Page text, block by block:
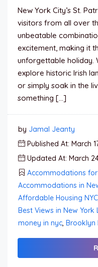
New York City’s St.
visitors from all over
unbeatable
excitement, making it
unforgettable holiday.
explore historic Irish
or simply soak in the
something […]
by Jamal Jeanty
Published At: March
Updated At: March
Accommodations for
Accommodations in
Affordable Housing NYC
Best Views in New York
money in nyc, Brooklyn